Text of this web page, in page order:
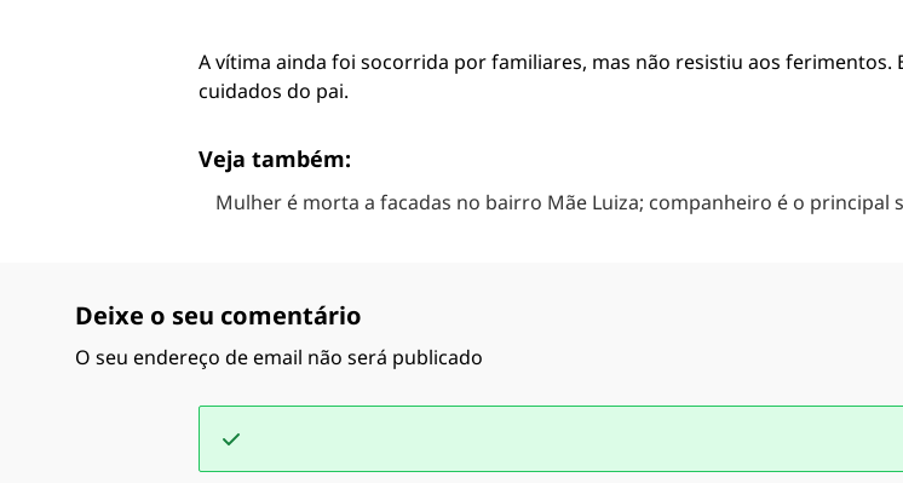
A vítima ainda foi socorrida por familiares, mas não resistiu aos ferimentos.
cuidados do pai.
Veja também:
Mulher é morta a facadas no bairro Mãe Luiza; companheiro é o principal
Deixe o seu comentário
O seu endereço de email não será publicado